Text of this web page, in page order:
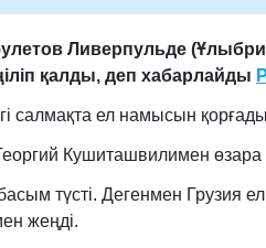
Ливерпульде
қалды, деп хабарлайды
салмақта ел намысын
Георгий Кушиташвилимен
түсті. Дегенмен Грузия
жеңді.